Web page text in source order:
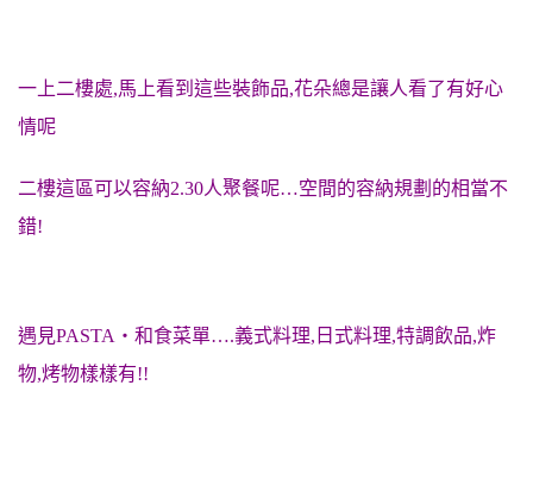
一上二樓處,馬上看到這些裝飾品,花朵總是讓人看了有好心
情呢
二樓這區可以容納2.30人聚餐呢…空間的容納規劃的相當不
錯!
遇見PASTA‧和食菜單….義式料理,日式料理,特調飲品,炸
物,烤物樣樣有!!